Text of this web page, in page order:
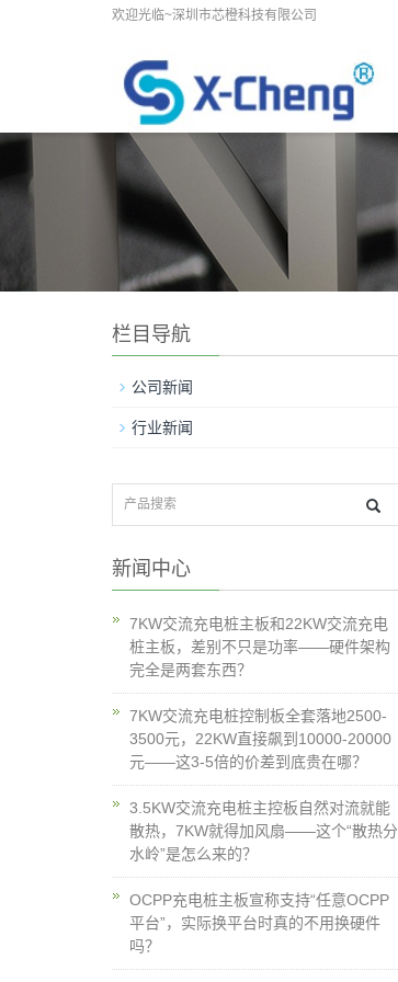
欢迎光临~深圳市芯橙科技有限公司
栏目导航
公司新闻
行业新闻
新闻中心
7KW交流充电桩主板和22KW交流充电
桩主板，差别不只是功率——硬件架构
完全是两套东西？
7KW交流充电桩控制板全套落地2500-
3500元，22KW直接飙到10000-20000
元——这3-5倍的价差到底贵在哪？
3.5KW交流充电桩主控板自然对流就能
散热，7KW就得加风扇——这个“散热分
水岭”是怎么来的？
OCPP充电桩主板宣称支持“任意OCPP
平台”，实际换平台时真的不用换硬件
吗？